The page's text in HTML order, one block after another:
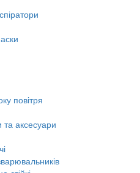
повітря
та аксесуари